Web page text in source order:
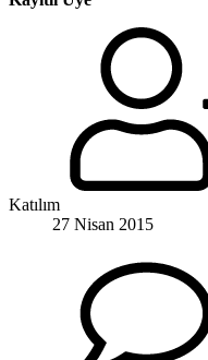
Katılım
27 Nisan 2015